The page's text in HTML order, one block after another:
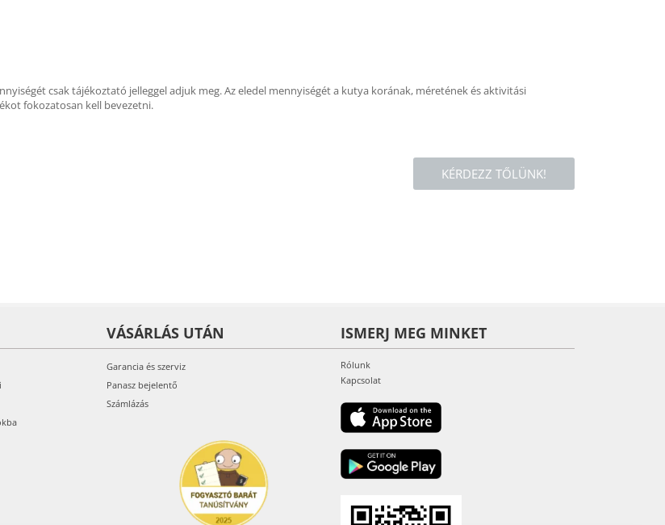
csak tájékoztató jelleggel adjuk meg. Az eledel mennyiségét a kutya korának, méretének és aktivitási
fokozatosan kell bevezetni.
KÉRDEZZ TŐLÜNK!
VÁSÁRLÁS UTÁN
Garancia és szerviz
Panasz bejelentő
Számlázás
ISMERJ MEG MINKET
Rólunk
Kapcsolat